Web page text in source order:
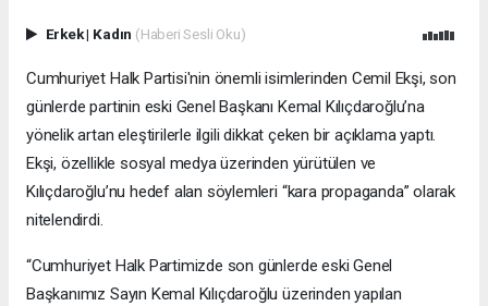
Erkek| Kadın (Haberi Sesli Oku)
Cumhuriyet Halk Partisi'nin önemli isimlerinden Cemil Ekşi, son
günlerde partinin eski Genel Başkanı Kemal Kılıçdaroğlu’na
yönelik artan eleştirilerle ilgili dikkat çeken bir açıklama yaptı.
Ekşi, özellikle sosyal medya üzerinden yürütülen ve
Kılıçdaroğlu’nu hedef alan söylemleri “kara propaganda” olarak
nitelendirdi.
“Cumhuriyet Halk Partimizde son günlerde eski Genel
Başkanımız Sayın Kemal Kılıçdaroğlu üzerinden yapılan